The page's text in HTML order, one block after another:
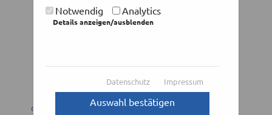
oder Rundprofilen sowie Grobblechen?
Wir bieten IhnenSägereste aus
geschmiedetem und gewalztem Material
die wir Ihnen direkt aus Lagervorrat
Notwendig Analytics
Details anzeigen/ausblenden
Datenschutz Impressum
Auswahl bestätigen